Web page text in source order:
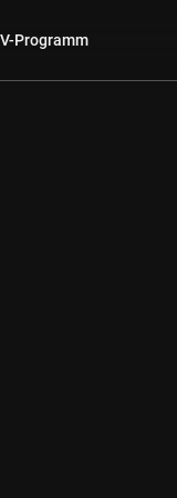
Programm